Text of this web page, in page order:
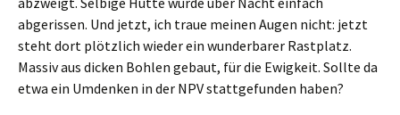
abgerissen. Und jetzt, ich traue meinen Augen nicht: jetzt
steht dort plötzlich wieder ein wunderbarer Rastplatz.
Massiv aus dicken Bohlen gebaut, für die Ewigkeit. Sollte da
etwa ein Umdenken in der NPV stattgefunden haben?